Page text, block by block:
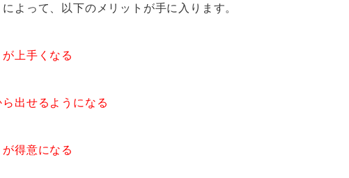
よって、以下のメリットが手に入ります。
上手くなる
出せるようになる
得意になる